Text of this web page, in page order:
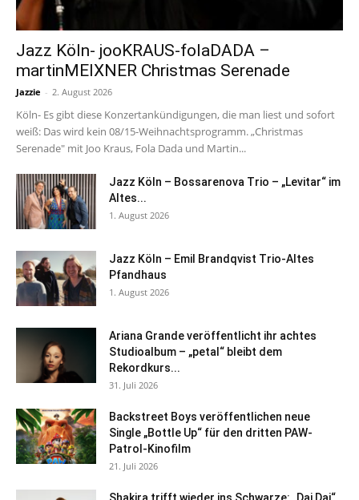
Jazz Köln- jooKRAUS-folaDADA –
martinMEIXNER Christmas Serenade
Jazzie - 2. August 2026
Köln- Es gibt diese Konzertankündigungen, die man liest und sofort
weiß: Das wird kein 08/15-Weihnachtsprogramm. „Christmas
Serenade" mit Joo Kraus, Fola Dada und Martin...
Jazz Köln – Bossarenova Trio – „Levitar“ im
Altes...
1. August 2026
Jazz Köln – Emil Brandqvist Trio-Altes
Pfandhaus
1. August 2026
Ariana Grande veröffentlicht ihr achtes
Studioalbum – „petal“ bleibt dem
Rekordkurs...
31. Juli 2026
Backstreet Boys veröffentlichen neue
Single „Bottle Up“ für den dritten PAW-
Patrol-Kinofilm
21. Juli 2026